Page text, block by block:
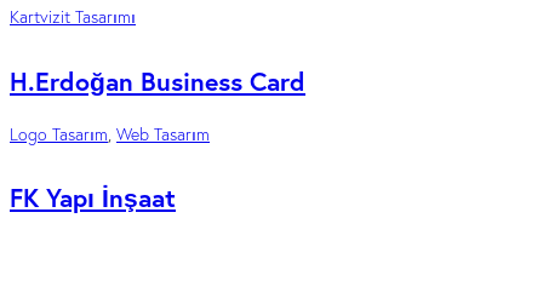
Kartvizit Tasarımı
H.Erdoğan Business Card
Logo Tasarım Web Tasarım
FK Yapı İnşaat